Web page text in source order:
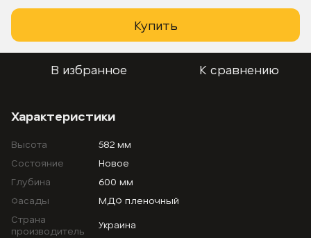
Купить
В избранное К сравнению
Характеристики
Высота
582 мм
Состояние
Новое
Глубина
600 мм
Фасады
МДФ пленочный
Страна
производитель
Украина